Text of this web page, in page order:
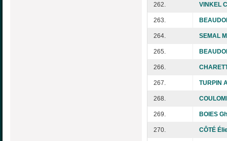
262. VINKEL
263.
264. SEMAL
265.
266.
267. TURPIN
268.
269. BOIES
270. CÔTÉ